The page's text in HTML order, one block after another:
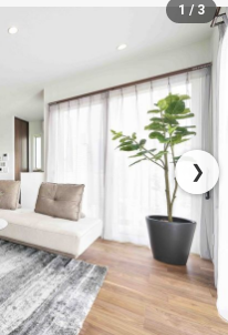
❯
1 / 3